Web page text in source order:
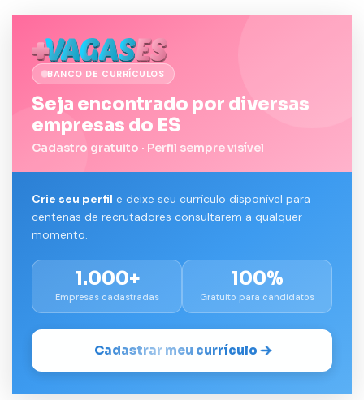
BANCO DE CURRÍCULOS
Seja encontrado por diversas
empresas do ES
Cadastro gratuito · Perfil sempre visível
Crie seu perfil e deixe seu currículo disponível para
centenas de recrutadores consultarem a qualquer
momento.
1.000+
Empresas cadastradas
100%
Gratuito para candidatos
Cadastrar meu currículo